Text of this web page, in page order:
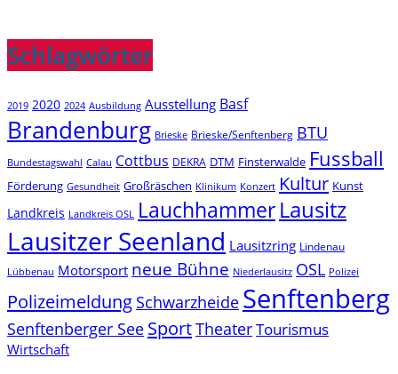
Schlagwörter
2019 2020 2024 Ausbildung Ausstellung Basf
Brandenburg Brieske Brieske/Senftenberg BTU
Bundestagswahl Calau Cottbus DEKRA DTM Finsterwalde Fussball
Förderung Gesundheit Großräschen Klinikum Konzert Kultur Kunst
Landkreis Landkreis OSL LauchhammerLausitz
Lausitzer Seenland Lausitzring Lindenau
Lübbenau Motorsport neue Bühne Niederlausitz OSL Polizei
Polizeimeldung Schwarzheide Senftenberg
Senftenberger See SportTheaterTourismus
Wirtschaft